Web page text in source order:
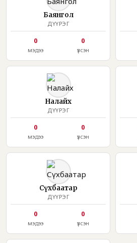
Баянгол
ДҮҮРЭГ
0
мэдээ
0
үзсэн
Налайх
ДҮҮРЭГ
0
мэдээ
0
үзсэн
Сүхбаатар
ДҮҮРЭГ
0
мэдээ
0
үзсэн